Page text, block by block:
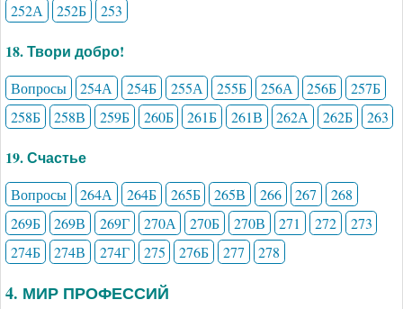
252А
252Б 253
18. Твори добро!
Вопросы 254А 254Б 255А 255Б 256А 256Б
257Б
258Б
258В 259Б 260Б 261Б 261В 262А 262Б 263
19. Счастье
Вопросы 264А 264Б 265Б 265В 266 267
268
269Б
269В 269Г 270А 270Б 270В 271 272
273
274Б
274В 274Г 275 276Б 277 278
4. МИР ПРОФЕССИЙ